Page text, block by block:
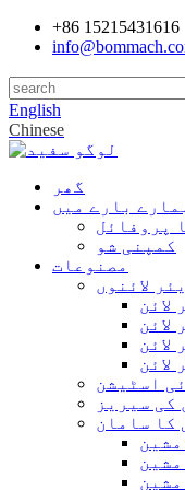
+86 15215431616
English
Chinese
گھر
ہمارے بارے میں
پروفائل
کمپنی شو
مصنوعات
لائنوں
اسٹیشن
کی سیریز
کا سامان